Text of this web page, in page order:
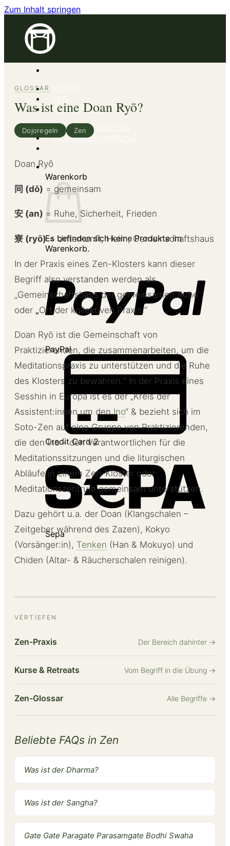
Zum Inhalt springen
ZENKITCHEN
BOGENSCHIESSEN
KÖRPERERFAHRUNG
Warenkorb
Es befinden sich keine Produkte im
Warenkorb.
PayPal
Credit Card 2
Sepa
Beliebte FAQs in Zen
Was ist der Dharma?
Was ist der Sangha?
Gate Gate Paragate Parasamgate Bodhi Swaha
GLOSSAR
Was ist eine Doan Ryō?
Dojoregeln Zen
Doan Ryō
同 (dō) = gemeinsam
安 (an) = Ruhe, Sicherheit, Frieden
寮 (ryō)= Unterkunft, Heim, Gemeinschaftshaus
In der Praxis eines Zen-Klosters kann dieser
Begriff also verstanden werden als
„Gemeinschaftshaus der gemeinsamen Ruhe“
oder „Ort der kollektiven Praxis.“
Doan Ryō ist die Gemeinschaft von
Praktizierenden, die zusammenarbeiten, um die
Meditationspraxis zu unterstützen und die Ruhe
des Klosters zu bewahren.“ In der Praxis eines
Sesshin in Europa ist es der „Kreis der
Assistent:innen um denIno“ & bezieht sich im
Soto-Zen auf eine Gruppe von Praktizierenden,
die den Ino – den Verantwortlichen für die
Meditationssitzungen und die liturgischen
Abläufe in einem Zen-Kloster oder
Meditationszentrum gemeinsam unterstützen.
Dazu gehört u.a. der Doan (Klangschalen –
Zeitgeber während des Zazen), Kokyo
(Vorsänger:in), Tenken (Han & Mokuyo) und
Chiden (Altar- & Räucherschalen reinigen).
VERTIEFEN
Zen-Praxis Der Bereich dahinter →
Kurse & Retreats Vom Begriff in die Übung →
Zen-Glossar Alle Begriffe →